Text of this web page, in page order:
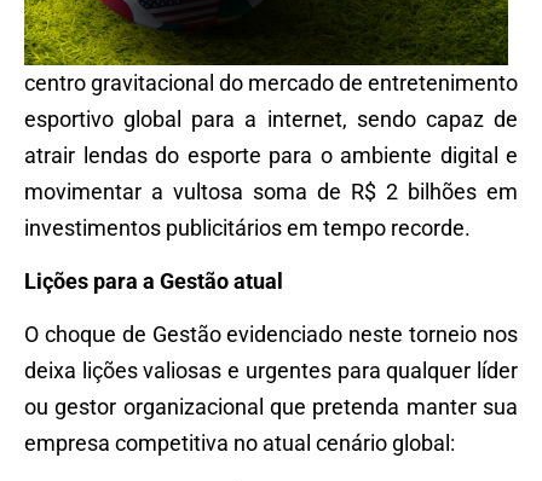
centro gravitacional do mercado de entretenimento
esportivo global para a internet, sendo capaz de
atrair lendas do esporte para o ambiente digital e
movimentar a vultosa soma de R$ 2 bilhões em
investimentos publicitários em tempo recorde.
Lições para a Gestão atual
O choque de Gestão evidenciado neste torneio nos
deixa lições valiosas e urgentes para qualquer líder
ou gestor organizacional que pretenda manter sua
empresa competitiva no atual cenário global: